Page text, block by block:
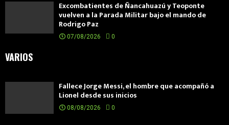
Excombatientes de Ñancahuazú y Teoponte
vuelven a la Parada Militar bajo el mando de
Rodrigo Paz
07/08/2026 0
VARIOS
Fallece Jorge Messi, el hombre que acompañó a
Lionel desde sus inicios
08/08/2026 0